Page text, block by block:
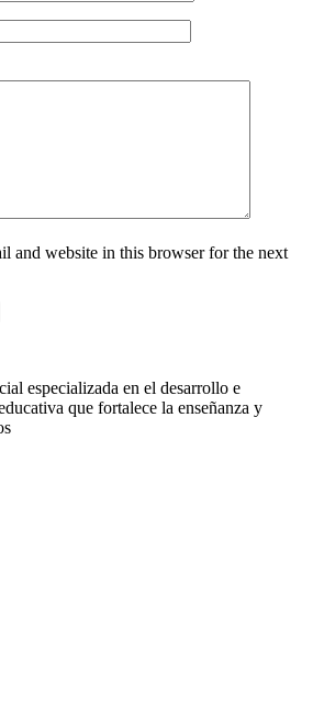
and website in this browser for the next
especializada en el desarrollo e
que fortalece la enseñanza y